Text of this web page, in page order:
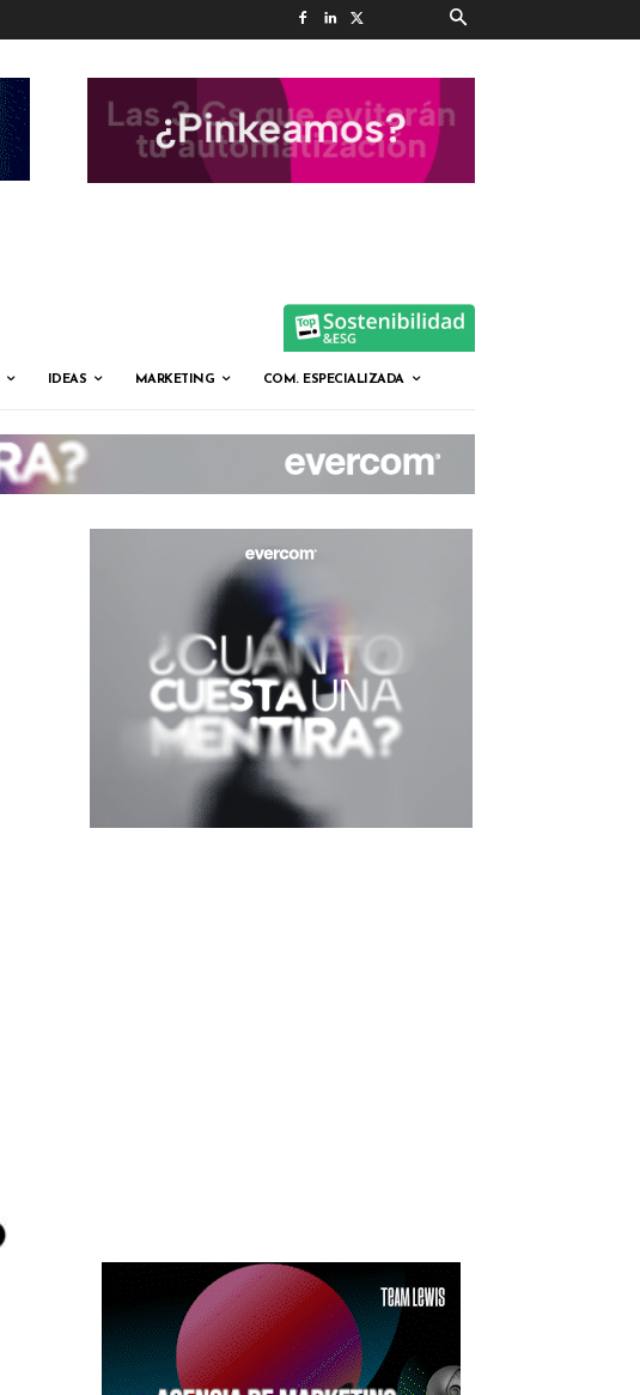
IDEAS MARKETING COM. ESPECIALIZADA